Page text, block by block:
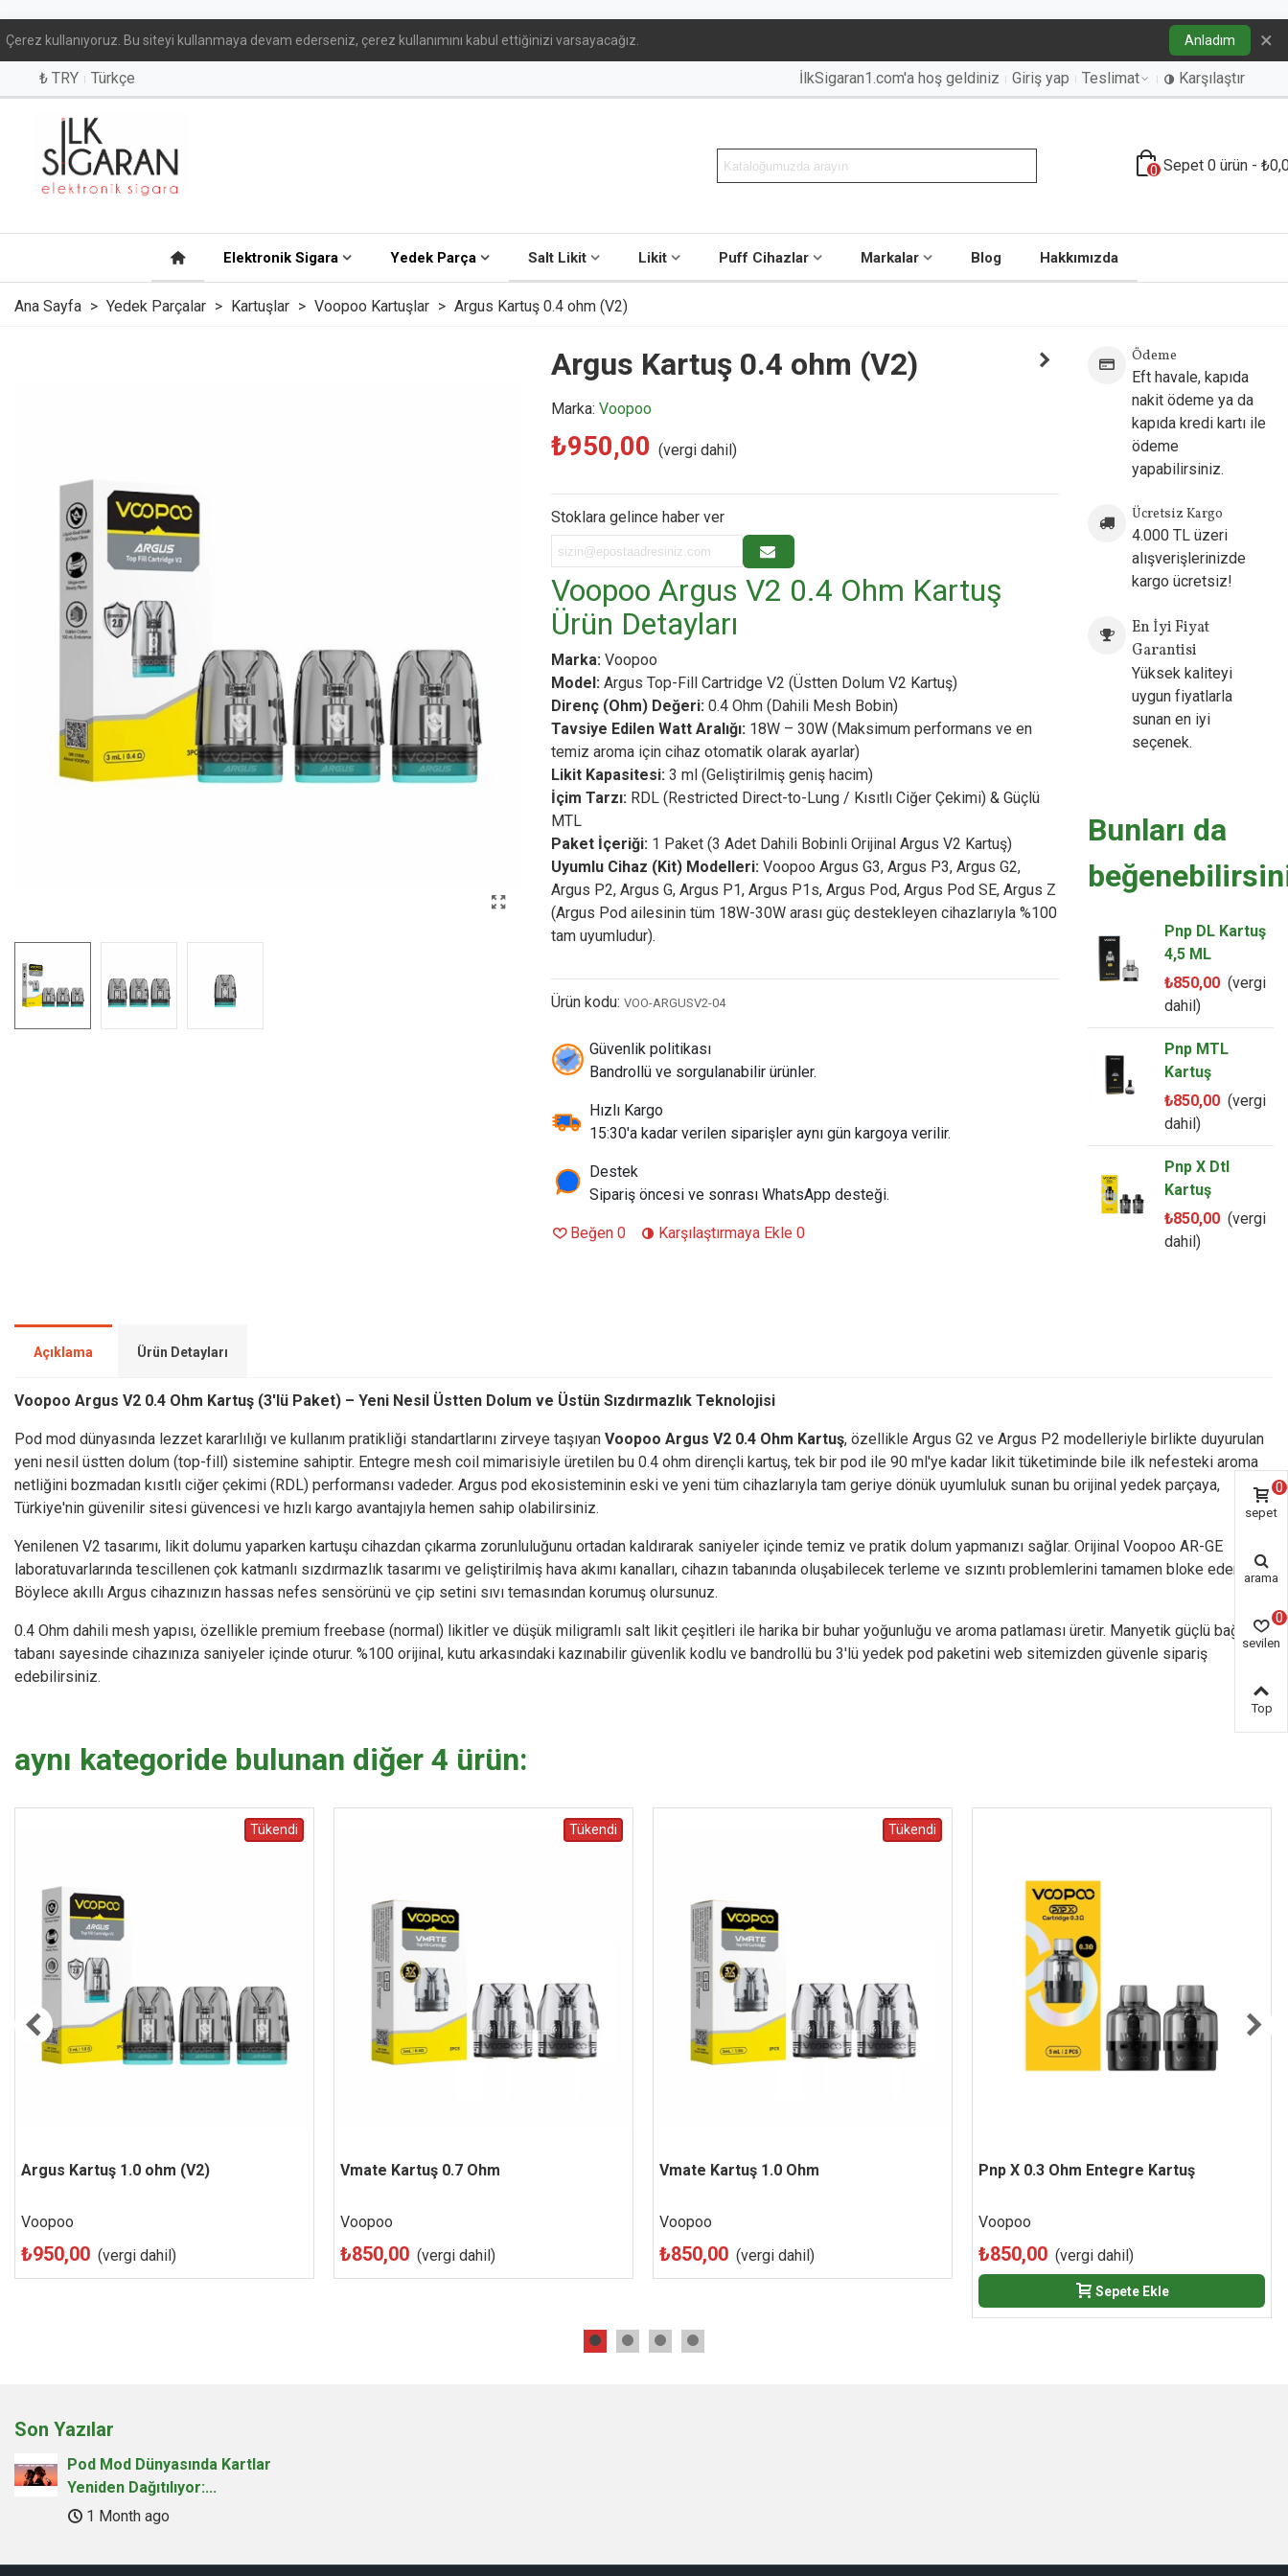
Çerez kullanıyoruz. Bu siteyi kullanmaya devam ederseniz, çerez kullanımını kabul ettiğinizi varsayacağız. Anladım ×
₺ TRY Türkçe İlkSigaran1.com'a hoş geldiniz Giriş yap Teslimat Karşılaştır
0 Sepet 0 ürün -
Elektronik Sigara Yedek Parça Salt Likit Likit Puff Cihazlar Markalar Blog Hakkımızda
Ana Sayfa > Yedek Parçalar > Kartuşlar > Voopoo Kartuşlar > Argus Kartuş 0.4 ohm (V2)
Argus Kartuş 0.4 ohm (V2)
Marka: Voopoo
₺950,00 (vergi dahil)
Stoklara gelince haber ver
Voopoo Argus V2 0.4 Ohm Kartuş
Ürün Detayları
Marka: Voopoo
Model: Argus Top-Fill Cartridge V2 (Üstten Dolum V2 Kartuş)
Direnç (Ohm) Değeri: 0.4 Ohm (Dahili Mesh Bobin)
Tavsiye Edilen Watt Aralığı: 18W – 30W (Maksimum performans ve en
temiz aroma için cihaz otomatik olarak ayarlar)
Likit Kapasitesi: 3 ml (Geliştirilmiş geniş hacim)
İçim Tarzı: RDL (Restricted Direct-to-Lung / Kısıtlı Ciğer Çekimi) & Güçlü
MTL
Paket İçeriği: 1 Paket (3 Adet Dahili Bobinli Orijinal Argus V2 Kartuş)
Uyumlu Cihaz (Kit) Modelleri: Voopoo Argus G3, Argus P3, Argus G2,
Argus P2, Argus G, Argus P1, Argus P1s, Argus Pod, Argus Pod SE, Argus Z
(Argus Pod ailesinin tüm 18W-30W arası güç destekleyen cihazlarıyla %100
tam uyumludur).
Ürün kodu: VOO-ARGUSV2-04
Güvenlik politikası
Bandrollü ve sorgulanabilir ürünler.
Hızlı Kargo
15:30'a kadar verilen siparişler aynı gün kargoya verilir.
Destek
Sipariş öncesi ve sonrası WhatsApp desteği.
Beğen 0 Karşılaştırmaya Ekle 0
Ödeme
Eft havale, kapıda
nakit ödeme ya da
kapıda kredi kartı ile
ödeme
yapabilirsiniz.
Ücretsiz Kargo
4.000 TL üzeri
alışverişlerinizde
kargo ücretsiz!
En İyi Fiyat
Garantisi
Yüksek kaliteyi
uygun fiyatlarla
sunan en iyi
seçenek.
Bunları da
Pnp DL Kartuş
4,5 ML
₺850,00 (vergi
dahil)
Pnp MTL
Kartuş
₺850,00 (vergi
dahil)
Pnp X Dtl
Kartuş
₺850,00 (vergi
dahil)
Açıklama Ürün Detayları
Voopoo Argus V2 0.4 Ohm Kartuş (3'lü Paket) – Yeni Nesil Üstten Dolum ve Üstün Sızdırmazlık Teknolojisi
Pod mod dünyasında lezzet kararlılığı ve kullanım pratikliği standartlarını zirveye taşıyan Voopoo Argus V2 0.4 Ohm Kartuş, özellikle Argus G2 ve Argus P2 modelleriyle birlikte duyurulan
yeni nesil üstten dolum (top-fill) sistemine sahiptir. Entegre mesh coil mimarisiyle üretilen bu 0.4 ohm dirençli kartuş, tek bir pod ile 90 ml'ye kadar likit tüketiminde bile ilk nefesteki aroma
netliğini bozmadan kısıtlı ciğer çekimi (RDL) performansı vadeder. Argus pod ekosisteminin eski ve yeni tüm cihazlarıyla tam geriye dönük uyumluluk sunan bu orijinal yedek parçaya,
Türkiye'nin güvenilir sitesi güvencesi ve hızlı kargo avantajıyla hemen sahip olabilirsiniz.
Yenilenen V2 tasarımı, likit dolumu yaparken kartuşu cihazdan çıkarma zorunluluğunu ortadan kaldırarak saniyeler içinde temiz ve pratik dolum yapmanızı sağlar. Orijinal Voopoo AR-GE
laboratuvarlarında tescillenen çok katmanlı sızdırmazlık tasarımı ve geliştirilmiş hava akımı kanalları, cihazın tabanında oluşabilecek terleme ve sızıntı problemlerini tamamen bloke eder.
Böylece akıllı Argus cihazınızın hassas nefes sensörünü ve çip setini sıvı temasından korumuş olursunuz.
0.4 Ohm dahili mesh yapısı, özellikle premium freebase (normal) likitler ve düşük miligramlı salt likit çeşitleri ile harika bir buhar yoğunluğu ve aroma patlaması üretir. Manyetik güçlü bağlantı
tabanı sayesinde cihazınıza saniyeler içinde oturur. %100 orijinal, kutu arkasındaki kazınabilir güvenlik kodlu ve bandrollü bu 3'lü yedek pod paketini web sitemizden güvenle sipariş
edebilirsiniz.
aynı kategoride bulunan diğer 4 ürün:
Tükendi
Beğen
Argus Kartuş 1.0 ohm (V2)
Voopoo
₺950,00 (vergi dahil)
Tükendi
Beğen
Vmate Kartuş 0.7 Ohm
Voopoo
₺850,00 (vergi dahil)
Tükendi
Beğen
Vmate Kartuş 1.0 Ohm
Voopoo
₺850,00 (vergi dahil)
Beğen
Pnp X 0.3 Ohm Entegre Kartuş
Voopoo
₺850,00 (vergi dahil)
Sepete Ekle
Son Yazılar
Pod Mod Dünyasında Kartlar
Yeniden Dağıtılıyor:...
1 Month ago
sepet
0
arama
sevilen
0
Top